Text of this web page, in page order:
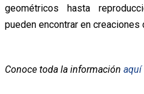
geométricos hasta
pueden encontrar en creaciones
Conoce toda la información aquí